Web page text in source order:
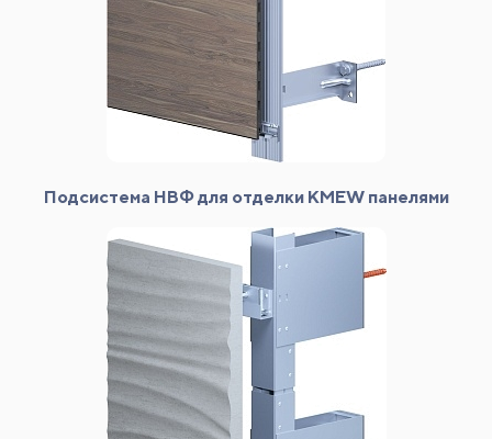
Подсистема НВФ для отделки KMEW панелями